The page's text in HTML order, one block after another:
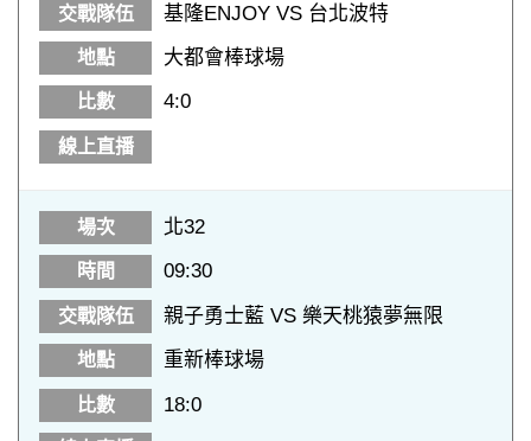
基隆ENJOY VS 台北波特
大都會棒球場
4:0
北32
09:30
親子勇士藍 VS 樂天桃猿夢無限
重新棒球場
18:0